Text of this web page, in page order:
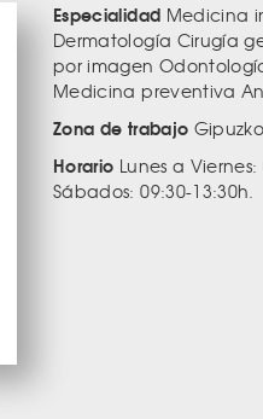
Especialidad Medicina
Dermatología Cirugía
por imagen
Medicina preventiva
Zona de trabajo
Horario Lunes a
Sábados: 09:30-13:30h.